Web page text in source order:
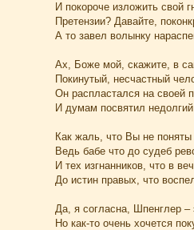
И покороче изложить свой
Претензии? Давайте,
А то завел волынку
Ах, Боже мой, скажите, в
Покинутый, несчастный
Он распластался на своей
И думам посвятил недолгий
Как жаль, что Вы не поняты
Ведь бабе что до судеб
И тех изгнанников, что в
До истин правых, что
Да, я согласна, Шпенглер –
Но как-то очень хочется